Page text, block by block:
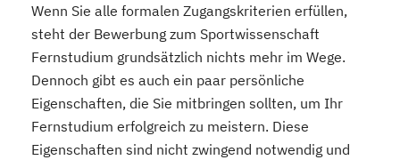
Wenn Sie alle formalen Zugangskriterien erfüllen,
steht der Bewerbung zum Sportwissenschaft
Fernstudium grundsätzlich nichts mehr im Wege.
Dennoch gibt es auch ein paar persönliche
Eigenschaften, die Sie mitbringen sollten, um Ihr
Fernstudium erfolgreich zu meistern. Diese
Eigenschaften sind nicht zwingend notwendig und